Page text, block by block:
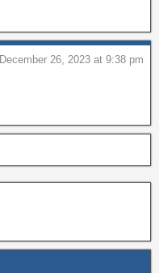
December 26, 2023 at 9:38 pm